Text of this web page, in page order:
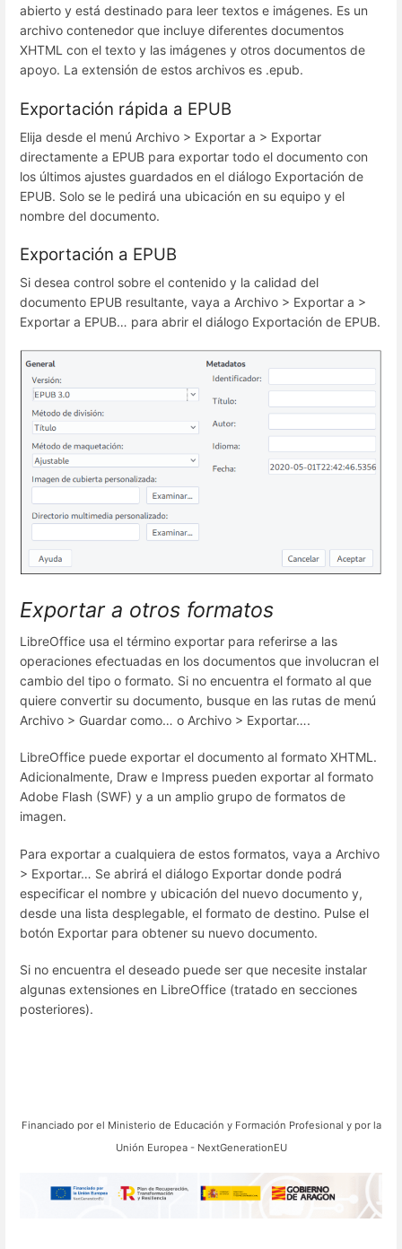
abierto y está destinado para leer textos e imágenes. Es un
archivo contenedor que incluye diferentes documentos
XHTML con el texto y las imágenes y otros documentos de
apoyo. La extensión de estos archivos es .epub.
Exportación rápida a EPUB
Elija desde el menú Archivo > Exportar a > Exportar
directamente a EPUB para exportar todo el documento con
los últimos ajustes guardados en el diálogo Exportación de
EPUB. Solo se le pedirá una ubicación en su equipo y el
nombre del documento.
Exportación a EPUB
Si desea control sobre el contenido y la calidad del
documento EPUB resultante, vaya a Archivo > Exportar a >
Exportar a EPUB… para abrir el diálogo Exportación de EPUB.
Exportar a otros formatos
LibreOffice usa el término exportar para referirse a las
operaciones efectuadas en los documentos que involucran el
cambio del tipo o formato. Si no encuentra el formato al que
quiere convertir su documento, busque en las rutas de menú
Archivo > Guardar como… o Archivo > Exportar….
LibreOffice puede exportar el documento al formato XHTML.
Adicionalmente, Draw e Impress pueden exportar al formato
Adobe Flash (SWF) y a un amplio grupo de formatos de
imagen.
Para exportar a cualquiera de estos formatos, vaya a Archivo
> Exportar… Se abrirá el diálogo Exportar donde podrá
especificar el nombre y ubicación del nuevo documento y,
desde una lista desplegable, el formato de destino. Pulse el
botón Exportar para obtener su nuevo documento.
Si no encuentra el deseado puede ser que necesite instalar
algunas extensiones en LibreOffice (tratado en secciones
posteriores).
Financiado por el Ministerio de Educación y Formación Profesional y por la
Unión Europea - NextGenerationEU